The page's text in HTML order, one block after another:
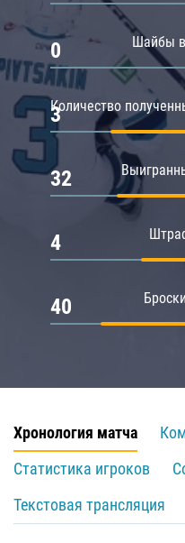
Шайбы
0
Количество
3
32
4
40
Хронология матча
Статистика игроков
Текстовая трансляция